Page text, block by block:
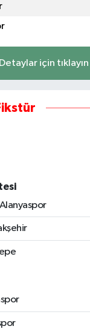
Detaylar için tıklayın